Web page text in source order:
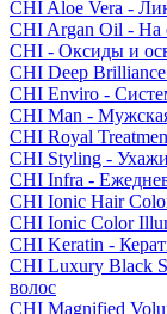
CHI Aloe Vera -
CHI Argan Oil - На
CHI - Оксиды и
CHI Deep
CHI Enviro -
CHI Man -
CHI Royal
CHI Styling -
CHI Infra -
CHI Ionic Hair
CHI Ionic Color
CHI Keratin -
CHI Luxury Black
волос
CHI Magnified